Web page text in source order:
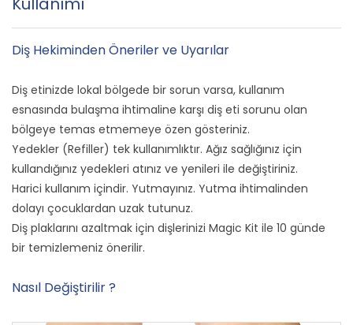
Diş Hekiminden Öneriler ve Uyarılar
Diş etinizde lokal bölgede bir sorun varsa, kullanım
esnasında bulaşma ihtimaline karşı diş eti sorunu olan
bölgeye temas etmemeye özen gösteriniz.
Yedekler (Refiller) tek kullanımlıktır. Ağız sağlığınız için
kullandığınız yedekleri atınız ve yenileri ile değiştiriniz.
Harici kullanım içindir. Yutmayınız. Yutma ihtimalinden
dolayı çocuklardan uzak tutunuz.
Diş plaklarını azaltmak için dişlerinizi Magic Kit ile 10 günde
bir temizlemeniz önerilir.
Nasıl Değiştirilir ?